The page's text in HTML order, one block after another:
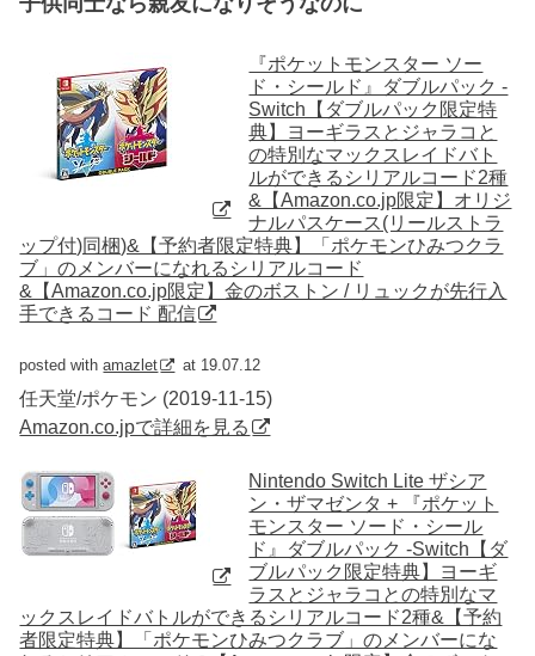
『ポケットモンスター ソー
ド・シールド』ダブルパック -
Switch【ダブルパック限定特
典】ヨーギラスとジャラコと
の特別なマックスレイドバト
ルができるシリアルコード2種
&【Amazon.co.jp限定】オリジ
ナルパスケース(リールストラ
ップ付)同梱)&【予約者限定特典】「ポケモンひみつクラ
ブ」のメンバーになれるシリアルコード
&【Amazon.co.jp限定】金のボストン / リュックが先行入
手できるコード 配信
posted withamazlet at 19.07.12
任天堂/ポケモン (2019-11-15)
Amazon.co.jpで詳細を見る
Nintendo Switch Lite ザシア
ン・ザマゼンタ + 『ポケット
モンスター ソード・シール
ド』ダブルパック -Switch【ダ
ブルパック限定特典】ヨーギ
ラスとジャラコとの特別なマ
ックスレイドバトルができるシリアルコード2種&【予約
者限定特典】「ポケモンひみつクラブ」のメンバーにな